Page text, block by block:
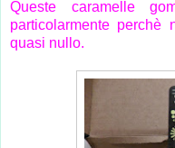
Queste caramelle
particolarmente
quasi nullo.